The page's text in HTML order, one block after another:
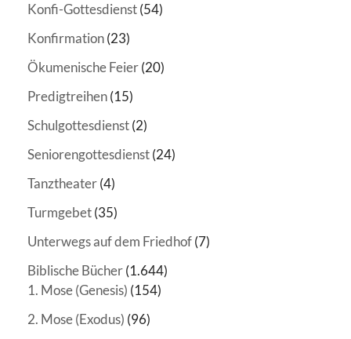
Konfi-Gottesdienst(54)
Konfirmation(23)
Ökumenische Feier(20)
Predigtreihen(15)
Schulgottesdienst(2)
Seniorengottesdienst(24)
Tanztheater(4)
Turmgebet(35)
Unterwegs auf dem Friedhof(7)
Biblische Bücher(1.644)
1. Mose (Genesis) (154)
2. Mose (Exodus) (96)